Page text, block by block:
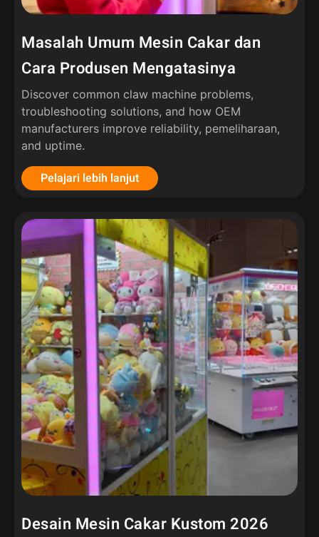
Masalah Umum Mesin Cakar dan
Cara Produsen Mengatasinya
Discover common claw machine problems,
troubleshooting solutions, and how OEM
manufacturers improve reliability, pemeliharaan,
and uptime.
Pelajari lebih lanjut
Desain Mesin Cakar Kustom 2026